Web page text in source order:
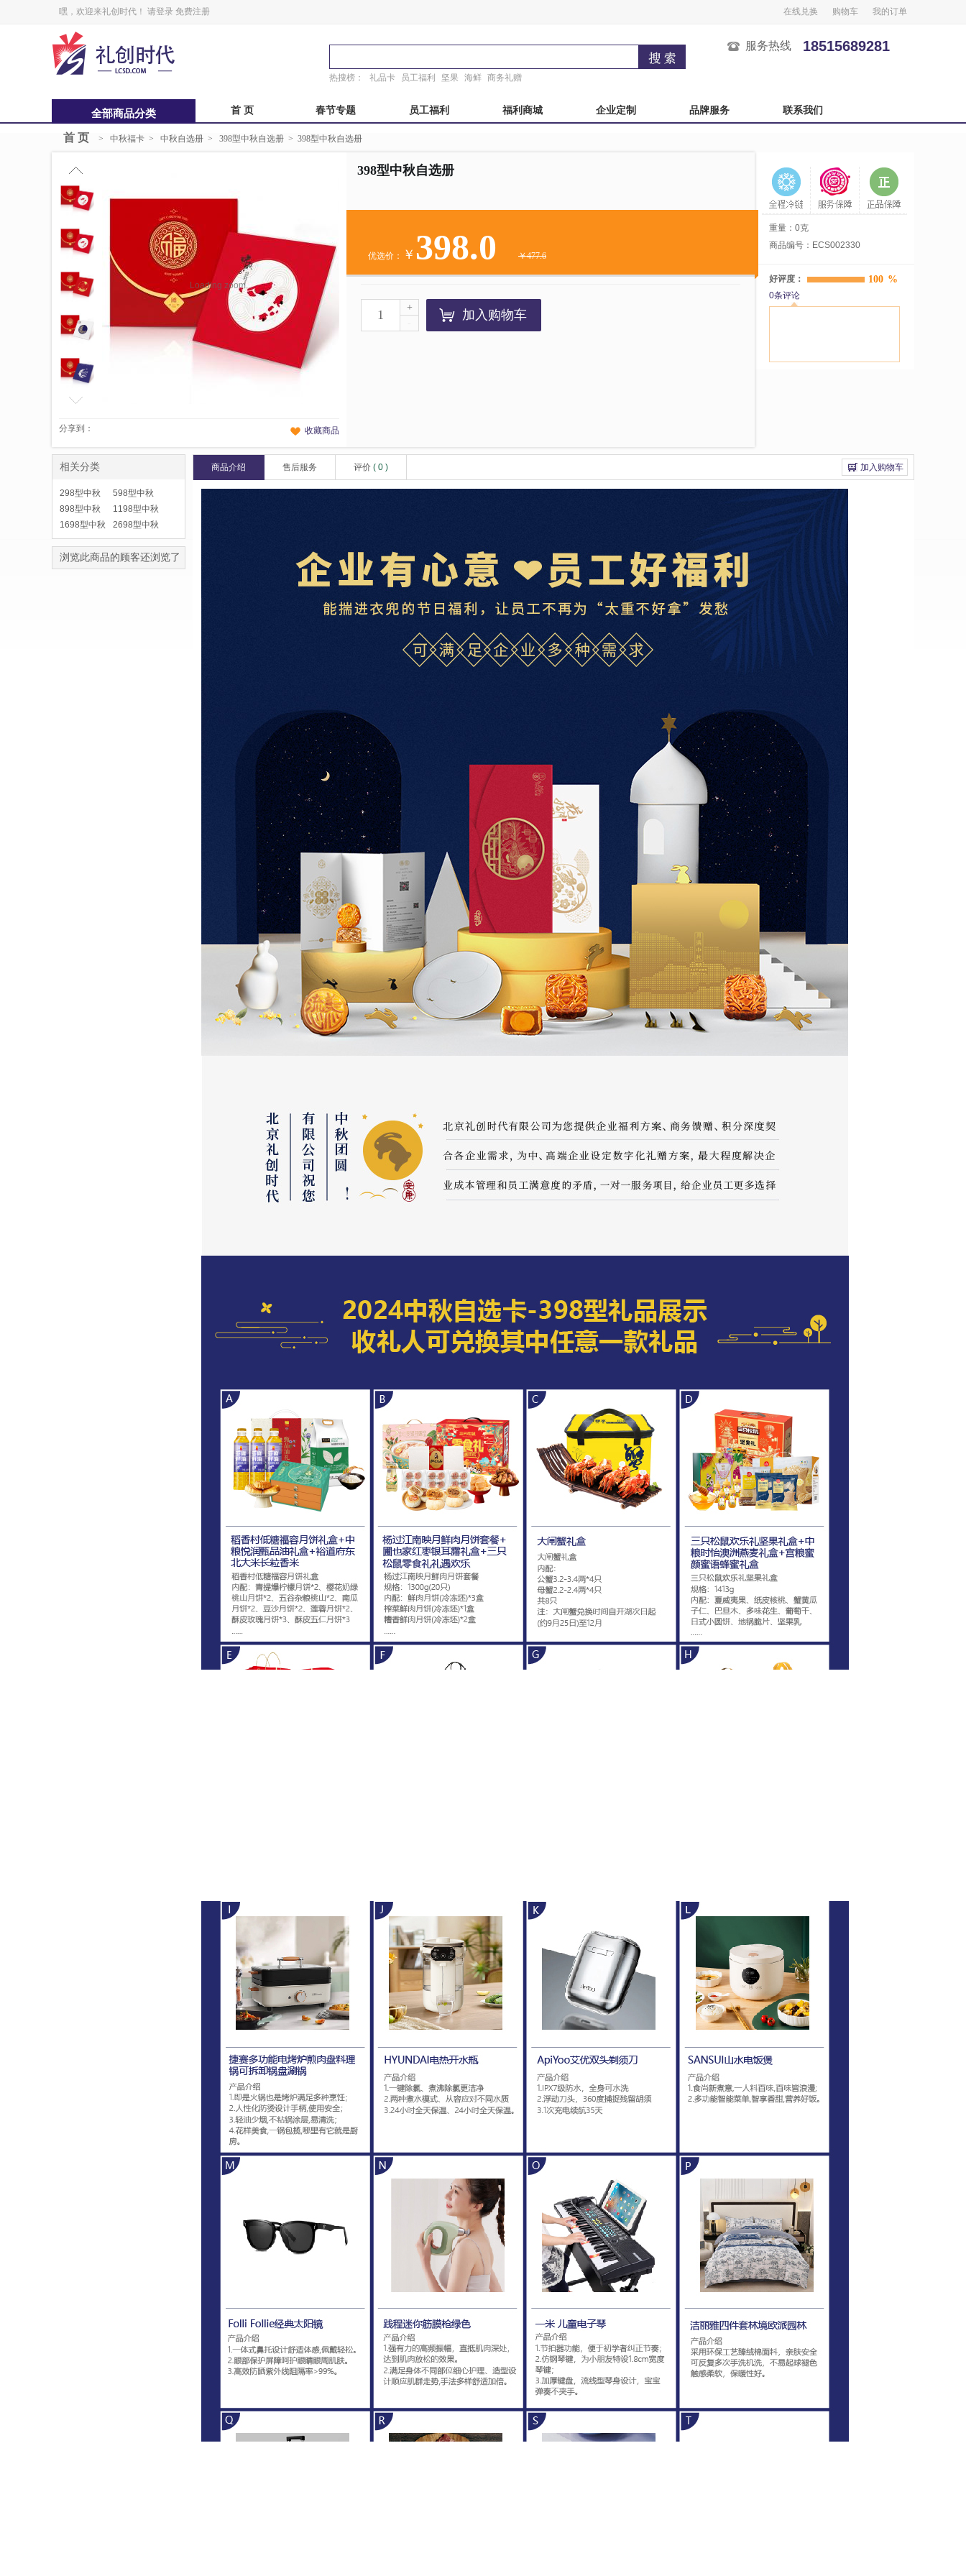
嘿，欢迎来礼创时代！ 请登录 免费注册 在线兑换 购物车 我的订单
热搜榜： 礼品卡 员工福利 坚果 海鲜 商务礼赠
服务热线 18515689281
全部商品分类 首 页 春节专题 员工福利 福利商城 企业定制 品牌服务 联系我们
中秋福卡 中秋自选册
稻香村 五芳斋
鲜品屋 严选自选卡
首 页 > 中秋福卡 > 中秋自选册 > 398型中秋自选册 > 398型中秋自选册
398型中秋自选册
优选价： ￥ 398.0 ￥477.6
+
加入购物车
Loading zoom...
分享到： 收藏商品
重量：0克
商品编号：ECS002330
好评度： 100 %
0条评论
商品介绍 售后服务 评价 ( 0 ) 加入购物车
相关分类
298型中秋
自选册
598型中秋
自选册
898型中秋
自选册
1198型中秋
自选册
1698型中秋
自选册
2698型中秋
自选册
浏览此商品的顾客还浏览了